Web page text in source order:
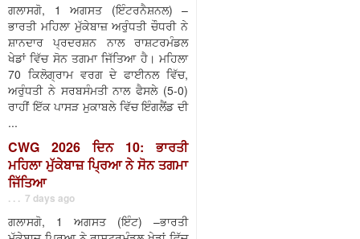
ਗਲਾਸਗੋ, 1 ਅਗਸਤ (ਇੰਟਰਨੈਸ਼ਨਲ) –
ਭਾਰਤੀ ਮਹਿਲਾ ਮੁੱਕੇਬਾਜ਼ ਅਰੁੰਧਤੀ ਚੌਧਰੀ ਨੇ
ਸ਼ਾਨਦਾਰ ਪ੍ਰਦਰਸ਼ਨ ਨਾਲ ਰਾਸ਼ਟਰਮੰਡਲ
ਖੇਡਾਂ ਵਿੱਚ ਸੋਨ ਤਗਮਾ ਜਿੱਤਿਆ ਹੈ। ਮਹਿਲਾ
70 ਕਿਲੋਗ੍ਰਾਮ ਵਰਗ ਦੇ ਫਾਈਨਲ ਵਿੱਚ,
ਅਰੁੰਧਤੀ ਨੇ ਸਰਬਸੰਮਤੀ ਨਾਲ ਫੈਸਲੇ (5-0)
ਰਾਹੀਂ ਇੱਕ ਪਾਸੜ ਮੁਕਾਬਲੇ ਵਿੱਚ ਇੰਗਲੈਂਡ ਦੀ
...
CWG 2026 ਦਿਨ 10: ਭਾਰਤੀ
ਮਹਿਲਾ ਮੁੱਕੇਬਾਜ਼ ਪ੍ਰਿਆ ਨੇ ਸੋਨ ਤਗਮਾ
ਜਿੱਤਿਆ
. . . 7 days ago
ਗਲਾਸਗੋ, 1 ਅਗਸਤ (ਇੰਟ) –ਭਾਰਤੀ